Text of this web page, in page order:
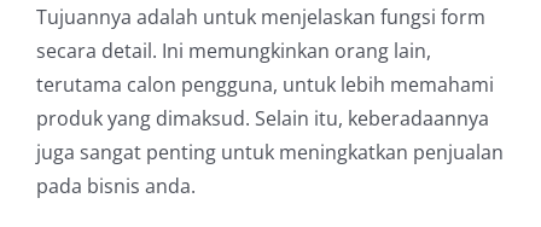
Tujuannya adalah untuk menjelaskan fungsi form
secara detail. Ini memungkinkan orang lain,
terutama calon pengguna, untuk lebih memahami
produk yang dimaksud. Selain itu, keberadaannya
juga sangat penting untuk meningkatkan penjualan
pada bisnis anda.